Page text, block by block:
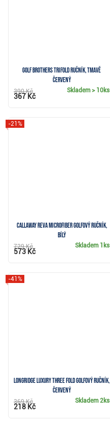
Golf Brothers Trifold ručník, tmavě
červený
Skladem> 10ks
390 Kč
367 Kč
Callaway Reva Microfiber golfový ručník,
bílý
-21%
Skladem 1ks
729 Kč
573 Kč
Longridge Luxury Three Fold golfový ručník,
červený
-41%
Skladem2ks
369 Kč
218 Kč